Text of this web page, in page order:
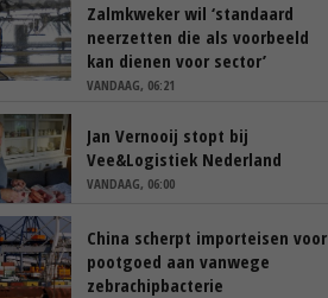
Zalmkweker wil ‘standaard
neerzetten die als voorbeeld
kan dienen voor sector’
VANDAAG, 06:21
Jan Vernooij stopt bij
Vee&Logistiek Nederland
VANDAAG, 06:00
China scherpt importeisen voor
pootgoed aan vanwege
zebrachipbacterie